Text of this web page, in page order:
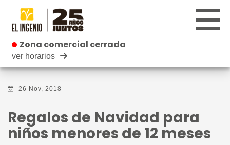
Zona comercial cerrada
INFANTIL
Zona comercial cerrada
ver horarios
26 Nov, 2018
Regalos de Navidad para
niños menores de 12 meses